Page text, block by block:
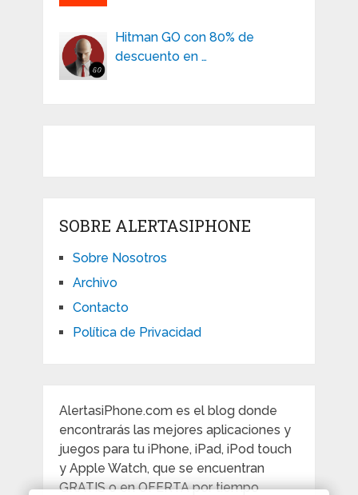
Hitman GO con 80% de
descuento en …
SOBRE ALERTASIPHONE
Sobre Nosotros
Archivo
Contacto
Política de Privacidad
AlertasiPhone.com es el blog donde
encontrarás las mejores aplicaciones y
juegos para tu iPhone, iPad, iPod touch
y Apple Watch, que se encuentran
GRATIS o en OFERTA por tiempo